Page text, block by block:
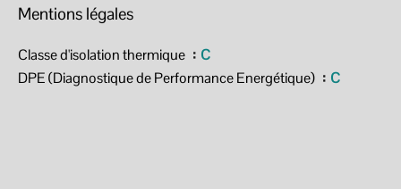
Mentions légales
Classe d'isolation thermique
C
DPE (Diagnostique de Performance Energétique)
C